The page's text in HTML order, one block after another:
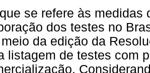
se refere às medidas
dos testes no
da edição da
listagem de testes com